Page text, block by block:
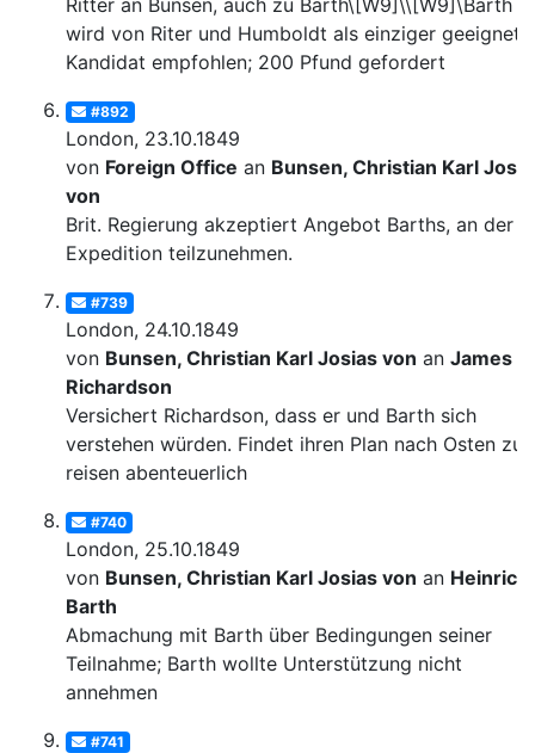
Ritter an Bunsen, auch zu Barth\[W9]\\[W9]\Barth
wird von Riter und Humboldt als einziger
Kandidat empfohlen; 200 Pfund gefordert
#892
London, 23.10.1849
von Foreign Office an Bunsen, Christian Karl
von
Brit. Regierung akzeptiert Angebot Barths, an der
Expedition teilzunehmen.
#739
London, 24.10.1849
von Bunsen, Christian Karl Josias von an James
Richardson
Versichert Richardson, dass er und Barth sich
verstehen würden. Findet ihren Plan nach Osten zu
reisen abenteuerlich
#740
London, 25.10.1849
von Bunsen, Christian Karl Josias von an Heinrich
Barth
Abmachung mit Barth über Bedingungen seiner
Teilnahme; Barth wollte Unterstützung nicht
annehmen
#741